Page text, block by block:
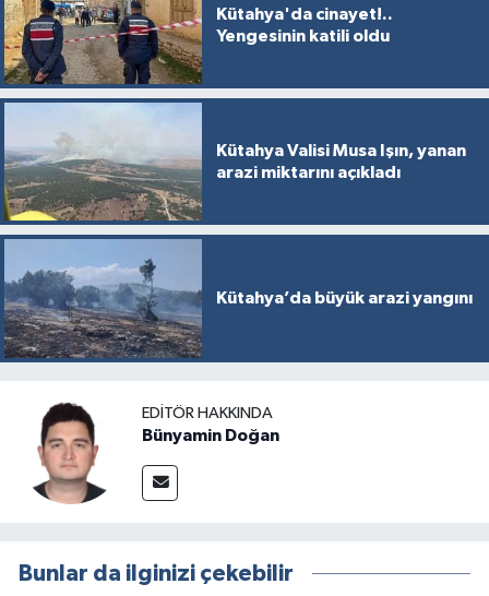
Kütahya'da cinayet!..
Yengesinin katili oldu
Kütahya Valisi Musa Işın, yanan
arazi miktarını açıkladı
Kütahya’da büyük arazi yangını
EDITÖR HAKKINDA
Bünyamin Doğan
Bunlar da ilginizi çekebilir